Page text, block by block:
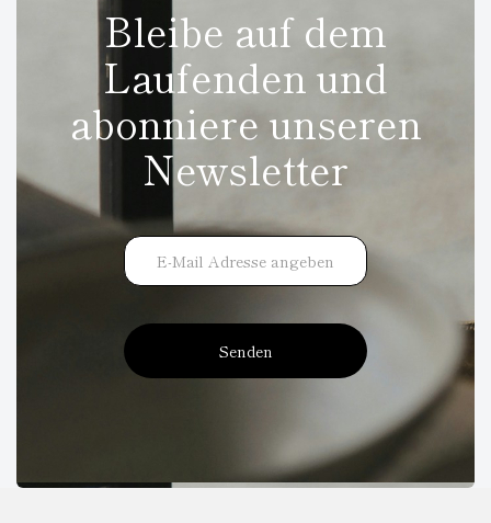
Bleibe auf dem
Laufenden und
abonniere unseren
Newsletter
Senden